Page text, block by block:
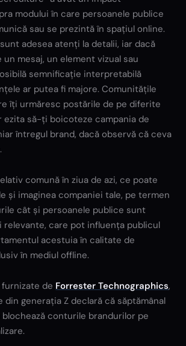
modului în care persoanele publice
sau se prezintă în spațiul online.
adesea atenți la detalii, iar dacă
mesaj, un element vizual sau
semnificație interpretabilă
ar putea fi majore. Comunitățile
îți urmăresc postările de pe diferite
ezita să-ți boicoteze campania de
întregul brand, dacă observă că ceva
comună în ziua de azi, ce poate
și imaginea companiei tale, pe termen
cât și persoanele publice sunt
care pot influența publicul
acestuia în calitate de
în mediul offline.
de Forrester Technographics,
din generația Z declară că săptămânal
blochează conturile brandurilor pe